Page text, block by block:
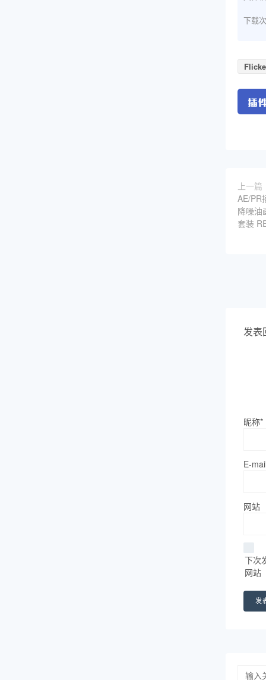
下载
上一篇
AE/PR
降噪油
套装
发表
昵称*
E-
网站
下次
网站